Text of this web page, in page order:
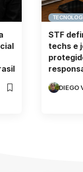
STF
techs e
DIEGO